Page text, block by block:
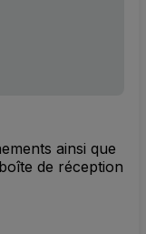
ainsi que
de réception